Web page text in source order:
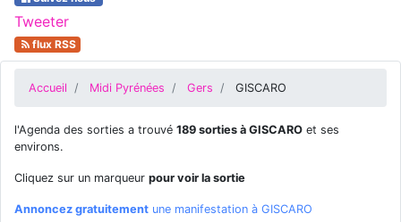
Tweeter
flux RSS
Accueil Midi Pyrénées Gers GISCARO
l'Agenda des sorties a trouvé 189 sorties à GISCARO et ses
environs.
Cliquez sur un marqueur pour voir la sortie
Annoncez gratuitement une manifestation à GISCARO